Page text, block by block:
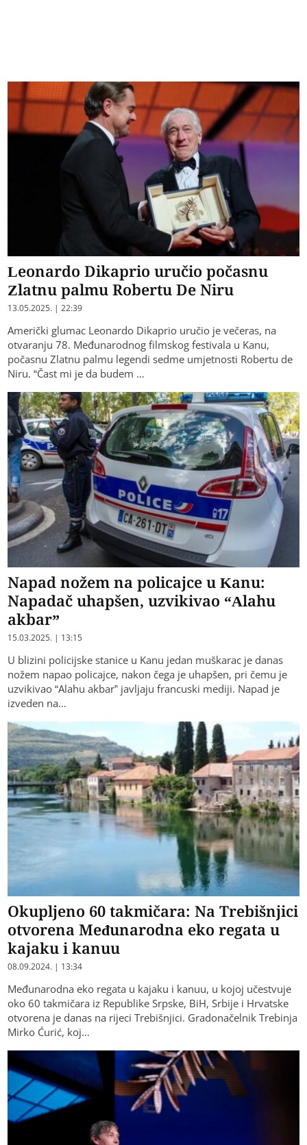
Leonardo Dikaprio uručio počasnu
Zlatnu palmu Robertu De Niru
13.05.2025. | 22:39
Američki glumac Leonardo Dikaprio uručio je večeras, na
otvaranju 78. Međunarodnog filmskog festivala u Kanu,
počasnu Zlatnu palmu legendi sedme umjetnosti Robertu de
Niru. “Čast mi je da budem …
Napad nožem na policajce u Kanu:
Napadač uhapšen, uzvikivao “Alahu
akbar”
15.03.2025. | 13:15
U blizini policijske stanice u Kanu jedan muškarac je danas
nožem napao policajce, nakon čega je uhapšen, pri čemu je
uzvikivao “Alahu akbar” javljaju francuski mediji. Napad je
izveden na…
Okupljeno 60 takmičara: Na Trebišnjici
otvorena Međunarodna eko regata u
kajaku i kanuu
08.09.2024. | 13:34
Međunarodna eko regata u kajaku i kanuu, u kojoj učestvuje
oko 60 takmičara iz Republike Srpske, BiH, Srbije i Hrvatske
otvorena je danas na rijeci Trebišnjici. Gradonačelnik Trebinja